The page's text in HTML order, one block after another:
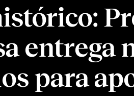
entrega
para